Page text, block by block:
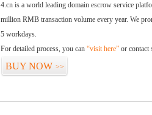
4.cn is a world leading domain escrow service
million RMB transaction volume every year. We
5 workdays.
For detailed process, you can “visit here” or contact
BUY NOW >>